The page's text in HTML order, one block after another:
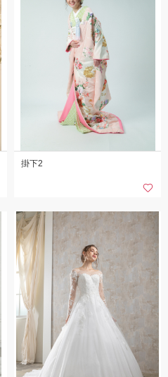
掛下2